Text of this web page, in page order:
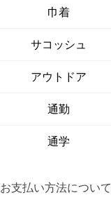
巾着
サコッシュ
アウトドア
通勤
通学
お支払い方法について